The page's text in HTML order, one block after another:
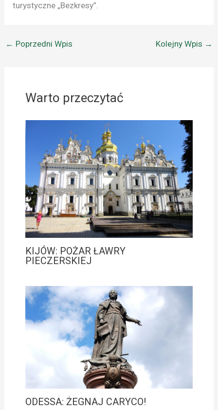
turystyczne „Bezkresy”.
← Poprzedni Wpis Kolejny Wpis →
Warto przeczytać
KIJÓW: POŻAR ŁAWRY
PIECZERSKIEJ
ODESSA: ŻEGNAJ CARYCO!